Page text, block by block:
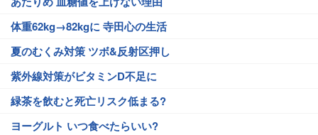
体重62kg→82kgに 寺田心の生活
夏のむくみ対策 ツボ&反射区押し
紫外線対策がビタミンD不足に
緑茶を飲むと死亡リスク低まる?
ヨーグルト いつ食べたらいい?